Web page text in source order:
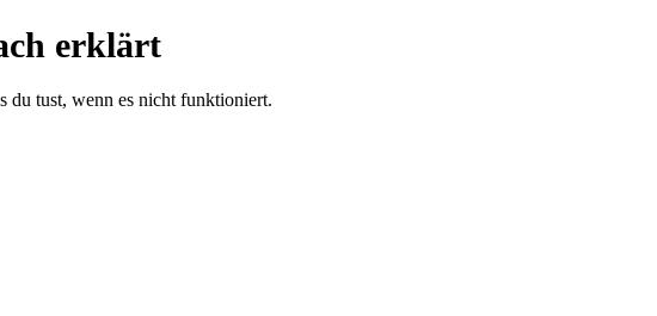
erklärt
du tust, wenn es nicht funktioniert.